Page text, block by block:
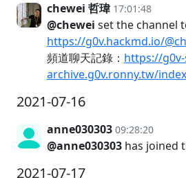
chewei 哲瑋 17:01:48
@chewei set the channel
https://g0v.hackmd.io/
頻道聊天記錄： https://
archive.g0v.ronny.tw/
2021-07-16
anne030303 09:28:20
@anne030303 has joined
2021-07-17